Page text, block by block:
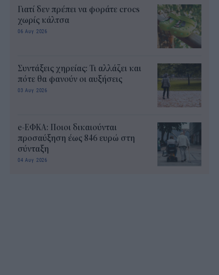
Γιατί δεν πρέπει να φοράτε crocs
χωρίς κάλτσα
06 Αυγ 2026
Συντάξεις χηρείας: Τι αλλάζει και
πότε θα φανούν οι αυξήσεις
03 Αυγ 2026
e-ΕΦΚΑ: Ποιοι δικαιούνται
προσαύξηση έως 846 ευρώ στη
σύνταξη
04 Αυγ 2026